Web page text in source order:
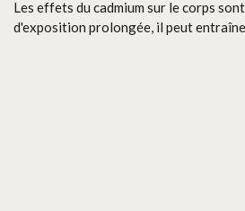
Les effets du cadmium sur le corps
d'exposition prolongée, il peut